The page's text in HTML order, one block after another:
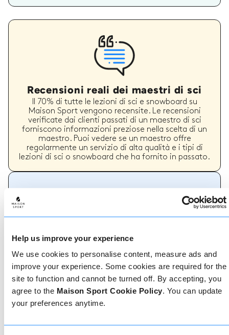
Help us improve your experience
We use cookies to personalise content, measure ads and
improve your experience. Some cookies are required for the
site to function and cannot be turned off. By accepting, you
agree to the Maison Sport Cookie Policy. You can update
your preferences anytime.
Recensioni reali dei maestri di sci
Il 70% di tutte le lezioni di sci e snowboard su
Maison Sport vengono recensite. Le recensioni
verificate dai clienti passati di un maestro di sci
forniscono informazioni preziose nella scelta di un
maestro. Puoi vedere se un maestro offre
regolarmente un servizio di alta qualità e i tipi di
lezioni di sci o snowboard che ha fornito in passato.
Come prenotare
semplice, il nostro team di esperti è sempre a
o parlate con il nostro team se avete bisogno di
assistenza.
Prenota online